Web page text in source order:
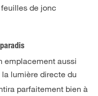
de jonc
emplacement aussi
lumière directe du
parfaitement bien à